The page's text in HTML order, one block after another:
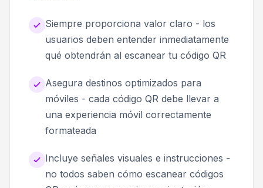
Siempre proporciona valor claro - los
usuarios deben entender inmediatamente
qué obtendrán al escanear tu código QR
Asegura destinos optimizados para
móviles - cada código QR debe llevar a
una experiencia móvil correctamente
formateada
Incluye señales visuales e instrucciones -
no todos saben cómo escanear códigos